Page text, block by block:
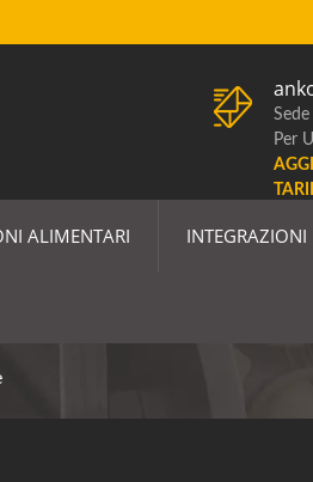
Per
ALIMENTARI